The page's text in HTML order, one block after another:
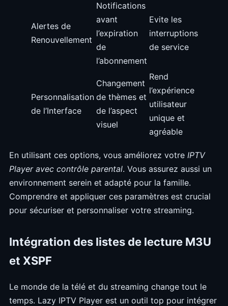
Alertes de
Renouvellement
Notifications
avant
l’expiration
de
l’abonnement
Evite les
interruptions
de service
Personnalisation
de l’Interface
Changement
de thèmes et
de l’aspect
visuel
Rend
l’expérience
utilisateur
unique et
agréable
En utilisant ces options, vous améliorez votre IPTV
Player avec contrôle parental. Vous assurez aussi un
environnement serein et adapté pour la famille.
Comprendre et appliquer ces paramètres est crucial
pour sécuriser et personnaliser votre streaming.
Intégration des listes de lecture M3U
et XSPF
Le monde de la télé et du streaming change tout le
temps. Lazy IPTV Player est un outil top pour intégrer